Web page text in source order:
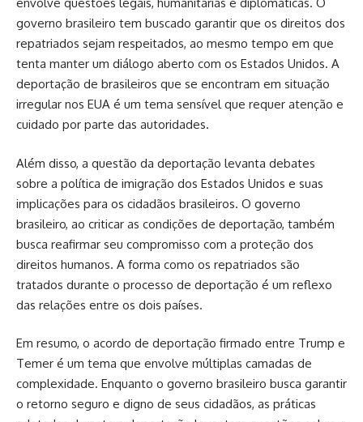
governo brasileiro tem buscado garantir que os direitos dos
repatriados sejam respeitados, ao mesmo tempo em que
tenta manter um diálogo aberto com os Estados Unidos. A
deportação de brasileiros que se encontram em situação
irregular nos EUA é um tema sensível que requer atenção e
cuidado por parte das autoridades.
Além disso, a questão da deportação levanta debates
sobre a política de imigração dos Estados Unidos e suas
implicações para os cidadãos brasileiros. O governo
brasileiro, ao criticar as condições de deportação, também
busca reafirmar seu compromisso com a proteção dos
direitos humanos. A forma como os repatriados são
tratados durante o processo de deportação é um reflexo
das relações entre os dois países.
Em resumo, o acordo de deportação firmado entre Trump e
Temer é um tema que envolve múltiplas camadas de
complexidade. Enquanto o governo brasileiro busca garantir
o retorno seguro e digno de seus cidadãos, as práticas